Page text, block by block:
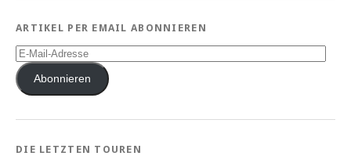
ARTIKEL PER EMAIL ABONNIEREN
E-
Mail-
AdresseAbonnieren
DIE LETZTEN TOUREN